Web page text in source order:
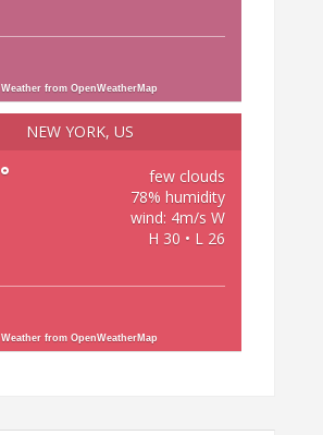
Weather from OpenWeatherMap
NEW YORK, US
°
few clouds
78% humidity
wind: 4m/s W
H 30 • L 26
Weather from OpenWeatherMap